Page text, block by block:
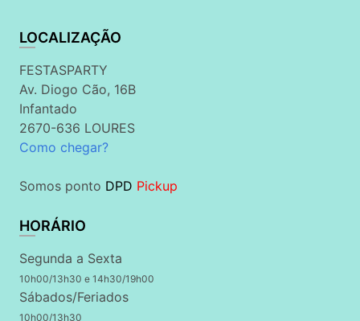
LOCALIZAÇÃO
FESTASPARTY
Av. Diogo Cão, 16B
Infantado
2670-636 LOURES
Como chegar?
Somos ponto DPD Pickup
HORÁRIO
Segunda a Sexta
10h00/13h30 e 14h30/19h00
Sábados/Feriados
10h00/13h30